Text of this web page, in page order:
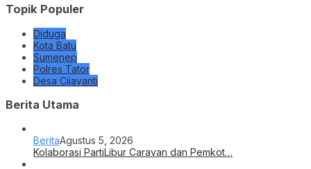
Topik Populer
Diduga
Kota Batu
Sumenep
Polres Tator
Desa Cijayanti
Berita Utama
BeritaAgustus 5, 2026
Kolaborasi PartiLibur Caravan dan Pemkot…